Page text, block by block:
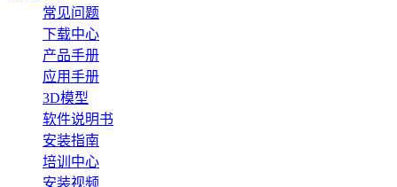
常见问题
下载中心
产品手册
应用手册
3D模型
软件说明书
安装指南
培训中心
安装视频